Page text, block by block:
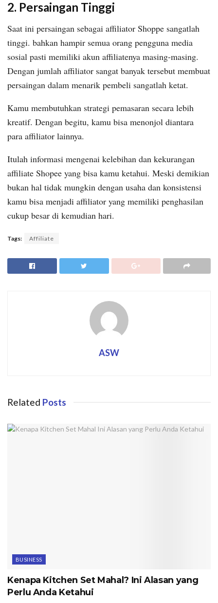
2. Persaingan Tinggi
Saat ini persaingan sebagai affiliator Shoppe sangatlah
tinggi. bahkan hampir semua orang pengguna media
sosial pasti memiliki akun affiliatenya masing-masing.
Dengan jumlah affiliator sangat banyak tersebut membuat
persaingan dalam menarik pembeli sangatlah ketat.
Kamu membutuhkan strategi pemasaran secara lebih
kreatif. Dengan begitu, kamu bisa menonjol diantara
para affiliator lainnya.
Itulah informasi mengenai kelebihan dan kekurangan
affiliate Shopee yang bisa kamu ketahui. Meski demikian
bukan hal tidak mungkin dengan usaha dan konsistensi
kamu bisa menjadi affiliator yang memiliki penghasilan
cukup besar di kemudian hari.
Tags: Affiliate
ASW
Related Posts
BUSINESS
Kenapa Kitchen Set Mahal? Ini Alasan yang
Perlu Anda Ketahui